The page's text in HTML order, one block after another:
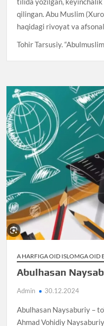
qilingan. Abu Muslim
haqidagi rivoyat va
Tohir Tarsusiy.
A HARFIGA OID ISLOMGA OID
Abulhasan
Admin 30.12.2024
Abulhasan Naysaburiy –
Ahmad Vohidiy